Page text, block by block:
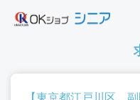
【東京都江戸川区